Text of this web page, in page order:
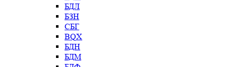
БДЛ
БЗН
СБГ
BQX
БДН
БДМ